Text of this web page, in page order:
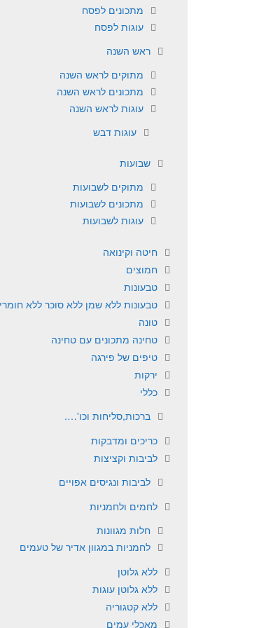
מתכונים לפסח
עוגות לפסח
ראש השנה
מתוקים לראש השנה
מתכונים לראש השנה
עוגות לראש השנה
עוגות דבש
שבועות
מתוקים לשבועות
מתכונים לשבועות
עוגות לשבועות
חיטה וקינואה
חמוצים
טבעונות
טבעונות ללא שמן ללא סוכר ללא
טונה
טחינה מתכונים עם טחינה
טיפים של פירגה
ירקות
כללי
ברכות,סליחות וכו'….
כריכים ומדבקות
לביבות וקציצות
לביבות ונגיסים אפויים
לחמים ולחמניות
חלות מגוונות
לחמניות במגוון אדיר של טעמים
ללא גלוטן
ללא גלוטן עוגות
ללא קטגוריה
מאכלי עמים